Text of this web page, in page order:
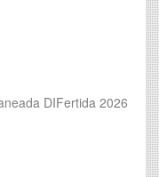
DIFertida 2026